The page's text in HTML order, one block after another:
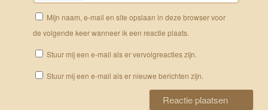
Mijn naam, e-mail en site opslaan in deze browser voor
de volgende keer wanneer ik een reactie plaats.
Stuur mij een e-mail als er vervolgreacties zijn.
Stuur mij een e-mail als er nieuwe berichten zijn.